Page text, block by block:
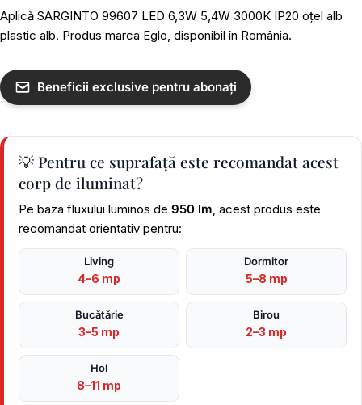
Aplică SARGINTO 99607 LED 6,3W 5,4W 3000K IP20 oțel alb
plastic alb. Produs marca Eglo, disponibil în România.
Beneficii exclusive pentru abonați
💡 Pentru ce suprafață este recomandat acest
corp de iluminat?
Pe baza fluxului luminos de 950 lm , acest produs este
recomandat orientativ pentru:
Living
4–6 mp
Dormitor
5–8 mp
Bucătărie
3–5 mp
Birou
2–3 mp
Hol
8–11 mp